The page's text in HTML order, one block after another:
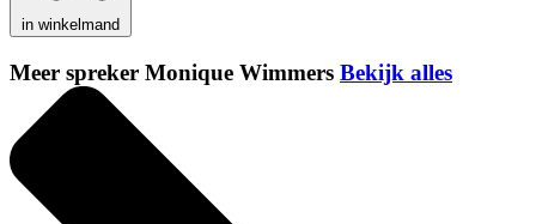
in winkelmand
Meer spreker Monique Wimmers Bekijk alles